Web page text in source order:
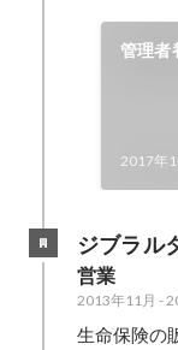
管理者
2017年
ジブラル
営業
2013年11月 -
生命保険の